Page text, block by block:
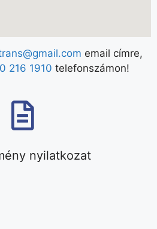
email címre,
216 1910 telefonszámon!
nyilatkozat